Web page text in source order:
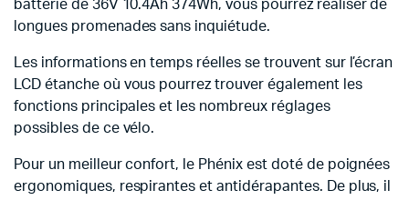
batterie de 36V 10.4Ah 374Wh, vous pourrez réaliser de
longues promenades sans inquiétude.
Les informations en temps réelles se trouvent sur l’écran
LCD étanche où vous pourrez trouver également les
fonctions principales et les nombreux réglages
possibles de ce vélo.
Pour un meilleur confort, le Phénix est doté de poignées
ergonomiques, respirantes et antidérapantes. De plus, il